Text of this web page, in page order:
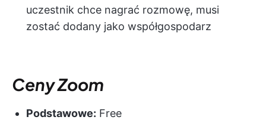
uczestnik chce nagrać rozmowę, musi
zostać dodany jako współgospodarz
Ceny Zoom
Podstawowe: Free